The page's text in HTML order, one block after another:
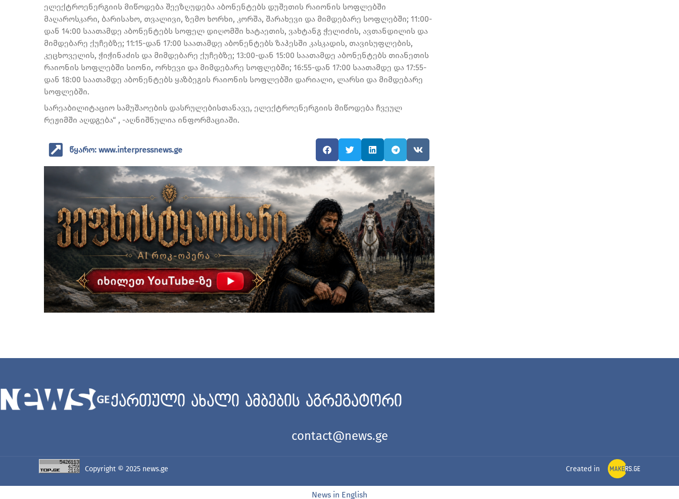
ელექტროენერგიის მიწოდება შეეზღუდება აბონენტებს დუშეთის რაიონის სოფლებში
მაღაროსკარი, ბარისახო, თვალივი, ზემო ხორხი, კორშა, შარახევი და მიმდებარე სოფლებში; 11:00-
დან 14:00 საათამდე აბონენტებს სოფელ დიღომში ხატაეთის, ვახტანგ ჭელიძის, ავთანდილის და
მიმდებარე ქუჩებზე; 11:15-დან 17:00 საათამდე აბონენტებს ზაჰესში კასკადის, თავისუფლების,
კეცხოველის, ჭიჭინაძის და მიმდებარე ქუჩებზე; 13:00-დან 15:00 საათამდე აბონენტებს თიანეთის
რაიონის სოფლებში სიონი, ორხევი და მიმდებარე სოფლებში; 16:55-დან 17:00 საათამდე და 17:55-
დან 18:00 საათამდე აბონენტებს ყაზბეგის რაიონის სოფლებში დარიალი, ლარსი და მიმდებარე
სოფლებში.
სარეაბილიტაციო სამუშაოების დასრულებისთანავე, ელექტროენერგიის მიწოდება ჩვეულ
რეჟიმში აღდგება“ , -აღნიშნულია ინფორმაციაში.
წყარო: www.interpressnews.ge
ქართული ახალი ამბების აგრეგატორი
contact@news.ge
Copyright © 2025 news.ge Created in
News in English